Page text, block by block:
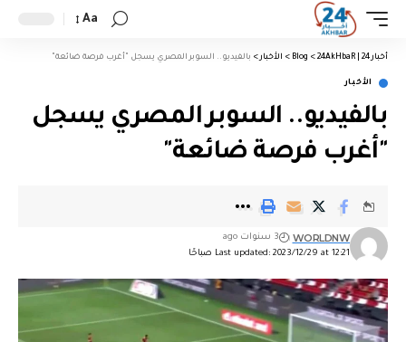
Aa
أخبار 24 | 24AkHbaR >
Blog
> الأخبار > بالفيديو.. السوبر المصري يسجل "أغرب فرصة ضائعة"
الأخبار
بالفيديو.. السوبر المصري يسجل
"أغرب فرصة ضائعة"
Last updated: 2023/12/29 at 12:21 صباحًا
WORLDNW 3 سنوات ago